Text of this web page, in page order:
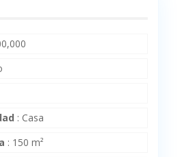
: Casa
: 150 m²